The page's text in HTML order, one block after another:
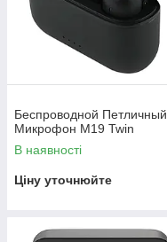
Беспроводной Петличный
Микрофон M19 Twin
В наявності
Ціну уточнюйте